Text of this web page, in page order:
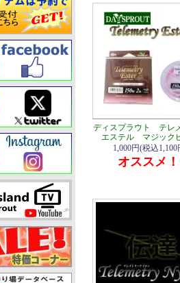
ディスプラウト テレ
エステル マジック
1,000円(税込1,100
オススメ